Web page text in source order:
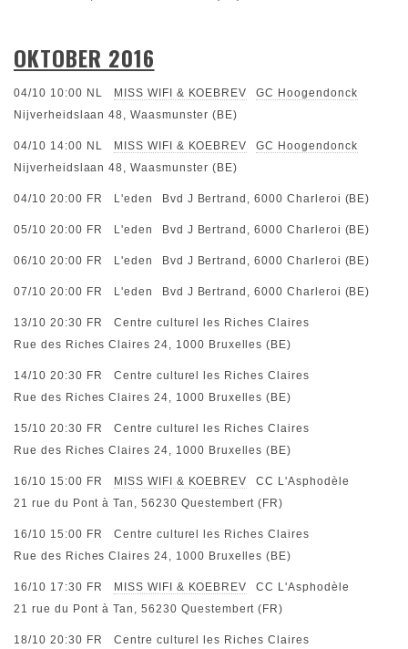
OKTOBER 2016
04/10 10:00 NL MISS WIFI & KOEBREV
GC Hoogendonck
Nijverheidslaan 48, Waasmunster (BE)
04/10 14:00 NL MISS WIFI & KOEBREV
GC Hoogendonck
Nijverheidslaan 48, Waasmunster (BE)
04/10 20:00 FR L'eden Bvd J Bertrand, 6000 Charleroi (BE)
05/10 20:00 FR L'eden Bvd J Bertrand, 6000 Charleroi (BE)
06/10 20:00 FR L'eden Bvd J Bertrand, 6000 Charleroi (BE)
07/10 20:00 FR L'eden Bvd J Bertrand, 6000 Charleroi (BE)
13/10 20:30 FR
Centre culturel les Riches Claires
Rue des Riches Claires 24, 1000 Bruxelles (BE)
14/10 20:30 FR
Centre culturel les Riches Claires
Rue des Riches Claires 24, 1000 Bruxelles (BE)
15/10 20:30 FR
Centre culturel les Riches Claires
Rue des Riches Claires 24, 1000 Bruxelles (BE)
16/10 15:00 FR MISS WIFI & KOEBREV
CC L'Asphodèle
21 rue du Pont à Tan, 56230 Questembert (FR)
16/10 15:00 FR
Centre culturel les Riches Claires
Rue des Riches Claires 24, 1000 Bruxelles (BE)
16/10 17:30 FR MISS WIFI & KOEBREV
CC L'Asphodèle
21 rue du Pont à Tan, 56230 Questembert (FR)
18/10 20:30 FR
Centre culturel les Riches Claires